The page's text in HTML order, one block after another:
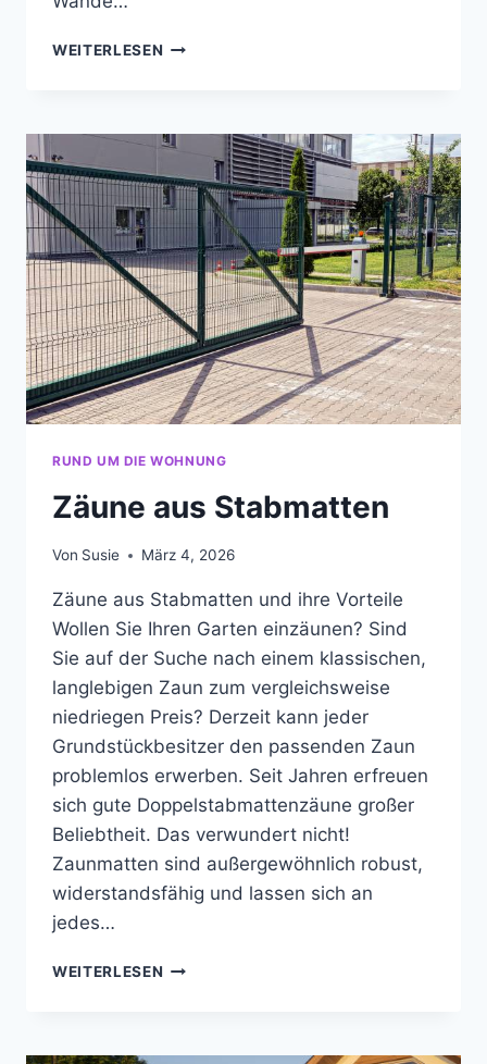
WEITERLESEN RENOVIERUNGSARBEITEN
RUND UM DIE WOHNUNG
Zäune aus Stabmatten
Von Susie März 4, 2026
Zäune aus Stabmatten und ihre Vorteile
Wollen Sie Ihren Garten einzäunen? Sind
Sie auf der Suche nach einem klassischen,
langlebigen Zaun zum vergleichsweise
niedriegen Preis? Derzeit kann jeder
Grundstückbesitzer den passenden Zaun
problemlos erwerben. Seit Jahren erfreuen
sich gute Doppelstabmattenzäune großer
Beliebtheit. Das verwundert nicht!
Zaunmatten sind außergewöhnlich robust,
widerstandsfähig und lassen sich an
jedes…
WEITERLESEN ZÄUNE